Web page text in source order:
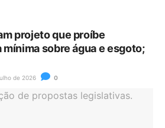
projeto que proíbe
sobre água e esgoto;
de 2026 0